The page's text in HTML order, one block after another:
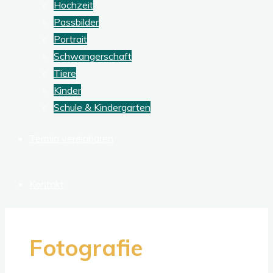
Hochzeit
Passbilder
Portrait
Schwangerschaft
Tiere
Kinder
Schule & Kindergarten
Fotografie